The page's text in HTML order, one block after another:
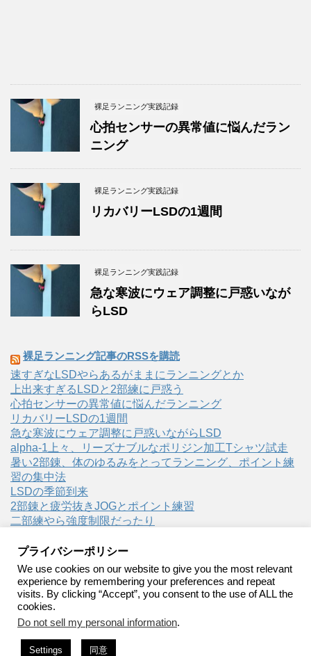
裸足ランニング実践記録
心拍センサーの異常値に悩んだラン
ニング
裸足ランニング実践記録
リカバリーLSDの1週間
裸足ランニング実践記録
急な寒波にウェア調整に戸惑いなが
らLSD
裸足ランニング記事のRSSを購読
速すぎなLSDやらあるがままにランニングとか
上出来すぎるLSDと2部練に戸惑う
心拍センサーの異常値に悩んだランニング
リカバリーLSDの1週間
急な寒波にウェア調整に戸惑いながらLSD
alpha-1上々、リーズナブルなポリジン加工Tシャツ試走
暑い2部錬、体のゆるみをとってランニング、ポイント練
習の集中法
LSDの季節到来
2部錬と疲労抜きJOGとポイント練習
二部練やら強度制限だったり
裸足ランニング
裸足ランニング・ベアフットランニングの実践記録
Copyright© 裸足ランニング , 2026 All Rights Reserved.
プライバシーポリシー
We use cookies on our website to give you the most relevant
experience by remembering your preferences and repeat
visits. By clicking “Accept”, you consent to the use of ALL the
cookies.
Do not sell my personal information.
Settings 同意